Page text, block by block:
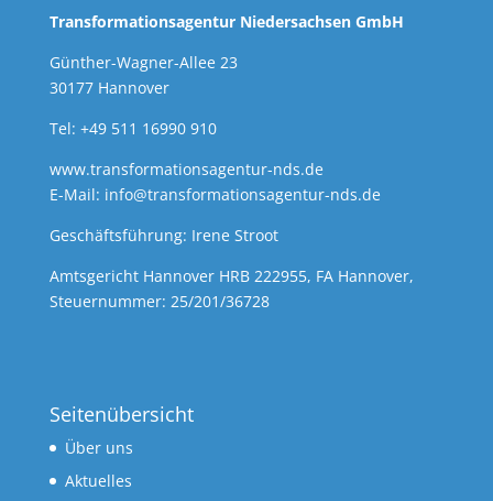
Transformationsagentur Niedersachsen GmbH
Günther-Wagner-Allee 23
30177 Hannover
Tel: +49 511 16990 910
www.transformationsagentur-nds.de
E-Mail: info@transformationsagentur-nds.de
Geschäftsführung: Irene Stroot
Amtsgericht Hannover HRB 222955, FA Hannover,
Steuernummer: 25/201/36728
Seitenübersicht
Über uns
Aktuelles